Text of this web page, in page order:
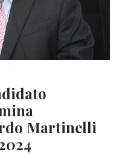
Martinelli